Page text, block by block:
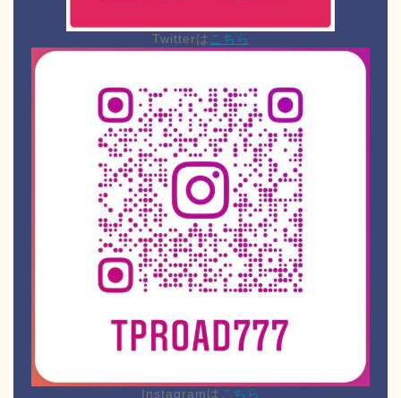
Twitterは こちら
Instagramは こちら